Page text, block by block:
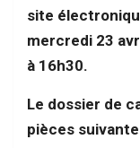
site
mercredi 23
à 16h30.
Le dossier de
pièces